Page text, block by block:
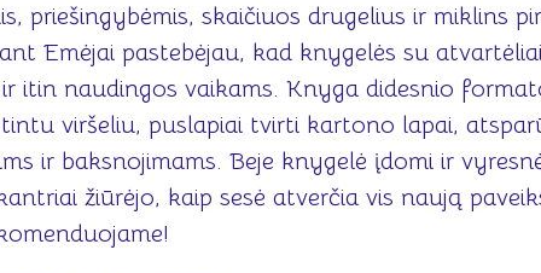
priešingybėmis, skaičiuos drugelius ir miklins
Emėjai pastebėjau, kad knygelės su
itin naudingos vaikams. Knyga didesnio
viršeliu, puslapiai tvirti kartono lapai,
ir baksnojimams. Beje knygelė įdomi ir
žiūrėjo, kaip sesė atverčia vis naują